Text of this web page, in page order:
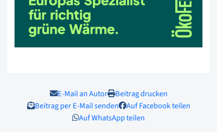
E-Mail an Autor
Beitrag drucken
Beitrag per E-Mail senden
Auf Facebook teilen
Auf WhatsApp teilen